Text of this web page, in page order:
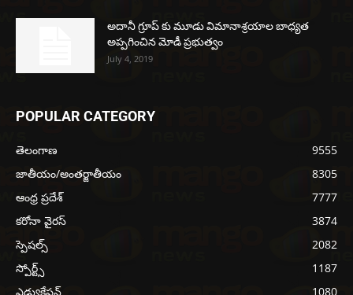
అదానీ గ్రూప్ కు మూడు విమానాశ్రయాల బాధ్యత
అప్పగించిన మోడీ ప్రభుత్వం
July 4, 2019
POPULAR CATEGORY
తెలంగాణ
9555
జాతీయం/అంతర్జాతీయం
8305
ఆంధ్ర ప్రదేశ్
7777
కరోనా వైరస్
3874
స్పెషల్స్
2082
స్పోర్ట్స్
1187
ఎడ్యుకేషన్
1080